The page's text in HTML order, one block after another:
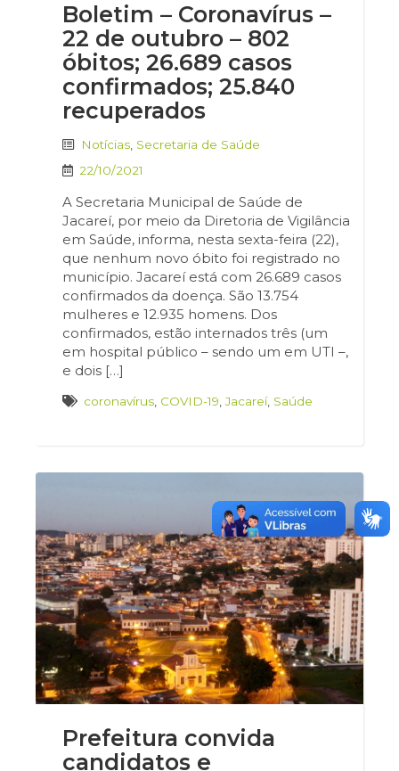
Boletim – Coronavírus –
22 de outubro – 802
óbitos; 26.689 casos
confirmados; 25.840
recuperados
Notícias Secretaria de Saúde
22/10/2021
A Secretaria Municipal de Saúde de
Jacareí, por meio da Diretoria de Vigilância
em Saúde, informa, nesta sexta-feira (22),
que nenhum novo óbito foi registrado no
município. Jacareí está com 26.689 casos
confirmados da doença. São 13.754
mulheres e 12.935 homens. Dos
confirmados, estão internados três (um
em hospital público – sendo um em UTI –,
e dois […]
coronavírus COVID-19 ,Jacareí, Saúde
Prefeitura convida
candidatos e